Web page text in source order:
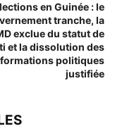
en Guinée : le
tranche, la
exclue du statut de
et la dissolution des
formations politiques
justifiée